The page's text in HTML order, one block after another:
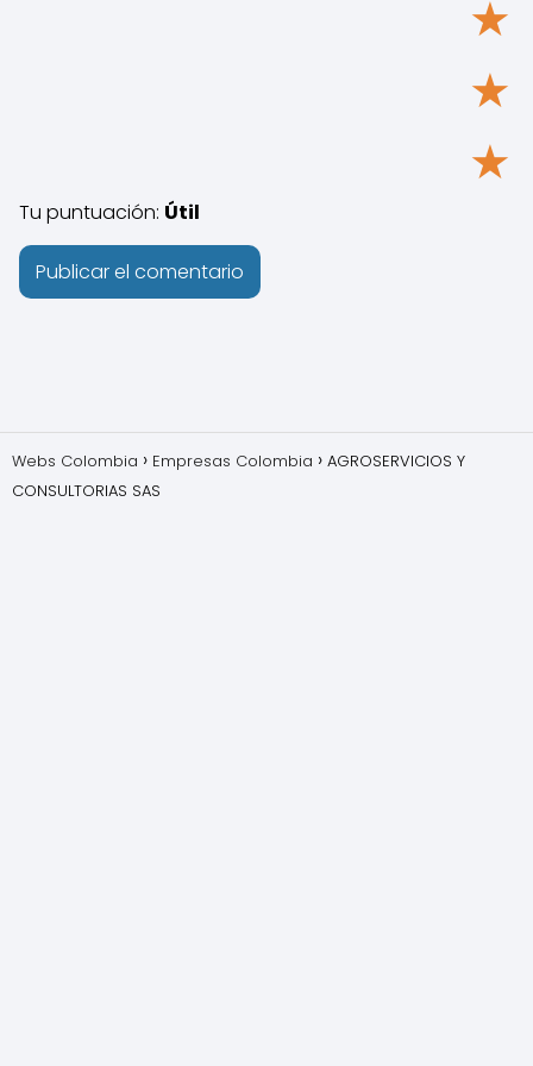
★
★
★
Tu puntuación: Útil
Webs Colombia Empresas Colombia
AGROSERVICIOS Y
CONSULTORIAS SAS